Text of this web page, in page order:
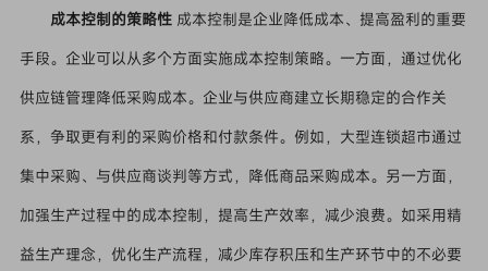
成本控制的策略性成本控制是企业降低成本、提高盈利的重要
手段。企业可以从多个方面实施成本控制策略。一方面，通过优化
供应链管理降低采购成本。企业与供应商建立长期稳定的合作关
系，争取更有利的采购价格和付款条件。例如，大型连锁超市通过
集中采购、与供应商谈判等方式，降低商品采购成本。另一方面，
加强生产过程中的成本控制，提高生产效率，减少浪费。如采用精
益生产理念，优化生产流程，减少库存积压和生产环节中的不必要